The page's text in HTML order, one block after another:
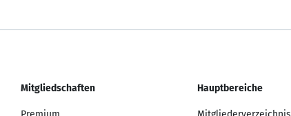
Mitgliedschaften Hauptbereiche